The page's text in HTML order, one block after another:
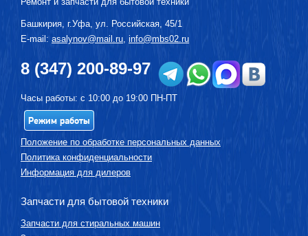
Башкирия, г.Уфа, ул. Российская, 45/1
E-mail: asalynov@mail.ru, info@mbs02.ru
8 (347) 200-89-97
Часы работы: с 10:00 до 19:00 ПН-ПТ
Режим работы
Положение по обработке персональных данных
Политика конфиденциальности
Информация для дилеров
Запчасти для бытовой техники
Запчасти для стиральных машин